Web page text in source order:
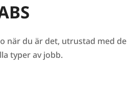
när du är det, utrustad med de
typer av jobb.